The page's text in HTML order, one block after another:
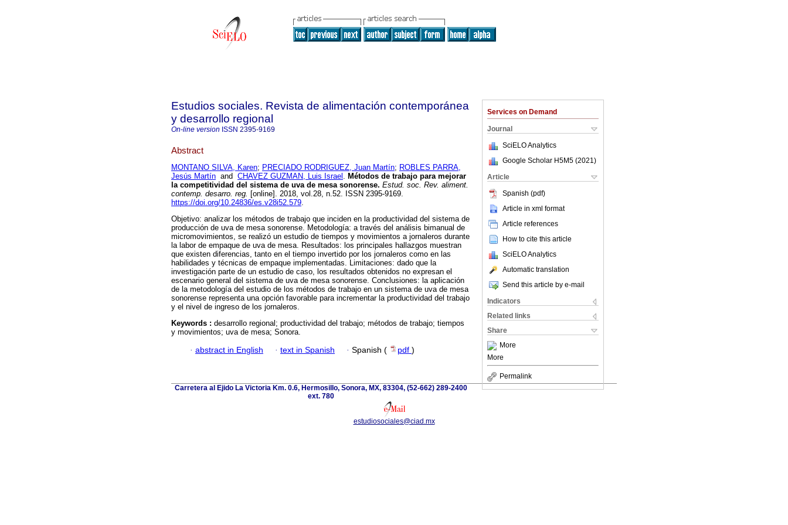
Services on Demand
Journal
SciELO Analytics
Google Scholar H5M5 (2021 )
Article
Spanish (pdf)
Article in xml format
Article references
How to cite this article
SciELO Analytics
Automatic translation
Send this article by e-mail
Indicators
Related links
Share
More
More
Permalink
Estudios sociales. Revista de alimentación contemporánea
y desarrollo regional
On-line version ISSN 2395-9169
Abstract
MONTANO SILVA, Karen; PRECIADO RODRIGUEZ, Juan Martín; ROBLES PARRA,
Jesús Martín and CHAVEZ GUZMAN, Luis Israel . Métodos de trabajo para mejorar
la competitividad del sistema de uva de mesa sonorense. Estud. soc. Rev. aliment.
contemp. desarro. reg. [online]. 2018, vol.28, n.52. ISSN 2395-9169.
https://doi.org/10.24836/es.v28i52.579.
Objetivo: analizar los métodos de trabajo que inciden en la productividad del sistema de
producción de uva de mesa sonorense. Metodología: a través del análisis bimanual de
micromovimientos, se realizó un estudio de tiempos y movimientos a jornaleros durante
la labor de empaque de uva de mesa. Resultados: los principales hallazgos muestran
que existen diferencias, tanto en el tiempo invertido por los jornaleros como en las
habilidades y técnicas de empaque implementadas. Limitaciones: dado que la
investigación parte de un estudio de caso, los resultados obtenidos no expresan el
escenario general del sistema de uva de mesa sonorense. Conclusiones: la aplicación
de la metodología del estudio de los métodos de trabajo en un sistema de uva de mesa
sonorense representa una opción favorable para incrementar la productividad del trabajo
y el nivel de ingreso de los jornaleros.
Keywords : desarrollo regional; productividad del trabajo; métodos de trabajo; tiempos
y movimientos; uva de mesa; Sonora.
· abstract in English · text in Spanish · Spanish ( pdf )
Carretera al Ejido La Victoria Km. 0.6, Hermosillo, Sonora, MX, 83304, (52-662) 289-2400
ext. 780
estudiosociales@ciad.mx